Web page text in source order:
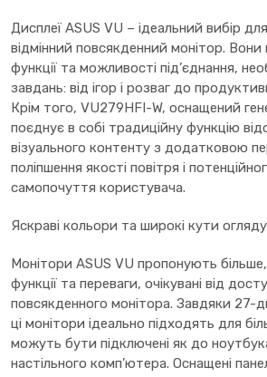
Дисплеї ASUS VU – ідеальний вибір
відмінний повсякденний монітор. Вони
функції та можливості під’єднання,
завдань: від ігор і розваг до
Крім того, VU279HFI-W, оснащений
поєднує в собі традиційну функцію
візуального контенту з додатковою
поліпшення якості повітря і
самопочуття користувача.
Яскраві кольори та широкі кути огляду
Монітори ASUS VU пропонують
функції та переваги, очікувані від
повсякденного монітора. Завдяки 27-
ці монітори ідеально підходять для
можуть бути підключені як до
настільного комп’ютера. Оснащені